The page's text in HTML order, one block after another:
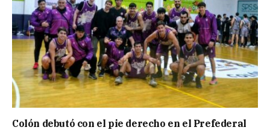
Colón debutó con el pie derecho en el Prefederal